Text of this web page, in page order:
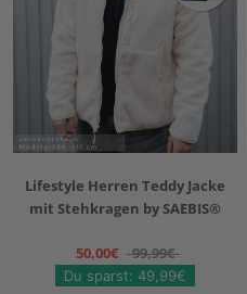
Lifestyle Herren Teddy Jacke
mit Stehkragen by SAEBIS®
50,00€ 99,99€
Du sparst: 49,99€